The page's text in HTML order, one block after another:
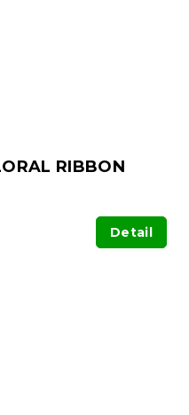
RIBBON
Detail